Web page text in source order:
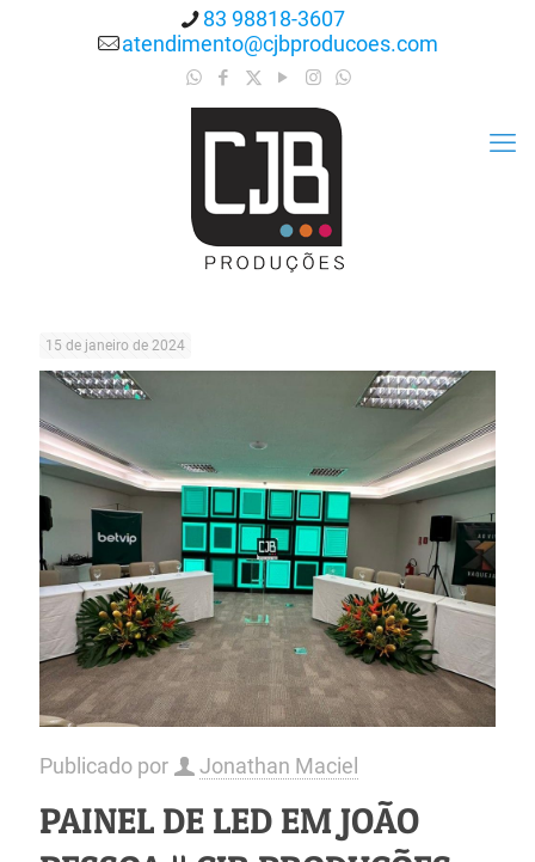
83 98818-3607
atendimento@cjbproducoes.com
15 de janeiro de 2024
Publicado por Jonathan Maciel
PAINEL DE LED EM JOÃO